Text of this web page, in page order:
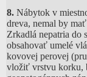
8. Nábytok v
dreva, nemal by
Zrkadlá nepatria do
obsahovať umelé
kovovej perovej
vložiť vrstvu korku,